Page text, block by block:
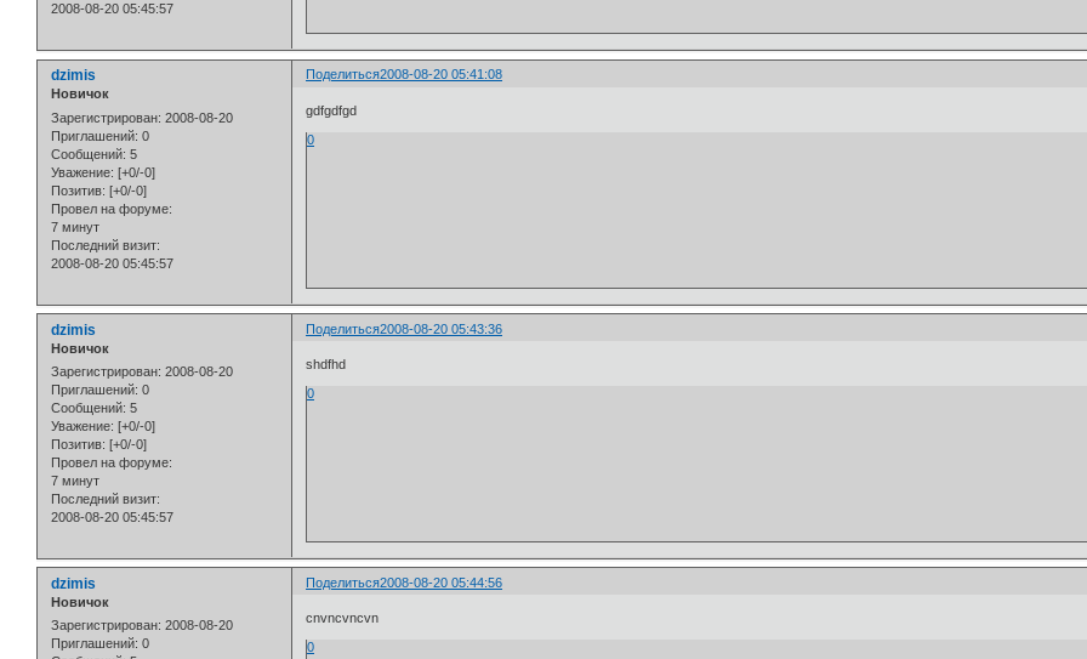
2008-08-20 05:45:57
Поделиться2008-08-20 05:41:08
dzimis
Новичок
Зарегистрирован: 2008-08-20
Приглашений: 0
Сообщений: 5
Уважение: [+0/-0]
Позитив: [+0/-0]
Провел на форуме:
7 минут
Последний визит:
2008-08-20 05:45:57
gdfgdfgd
0
Поделиться2008-08-20 05:43:36
dzimis
Новичок
Зарегистрирован: 2008-08-20
Приглашений: 0
Сообщений: 5
Уважение: [+0/-0]
Позитив: [+0/-0]
Провел на форуме:
7 минут
Последний визит:
2008-08-20 05:45:57
shdfhd
0
Поделиться2008-08-20 05:44:56
dzimis
Новичок
Зарегистрирован: 2008-08-20
Приглашений: 0
cnvncvncvn
0